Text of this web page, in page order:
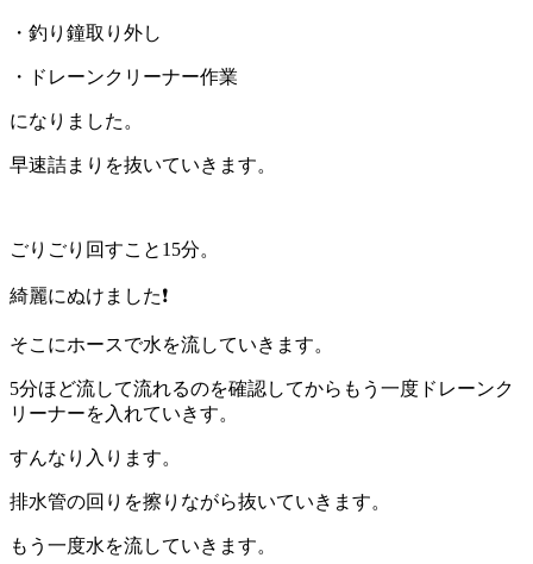
・釣り鐘取り外し
・ドレーンクリーナー作業
になりました。
早速詰まりを抜いていきます。
ごりごり回すこと15分。
綺麗にぬけました❗
そこにホースで水を流していきます。
5分ほど流して流れるのを確認してからもう一度ドレーンク
リーナーを入れていきす。
すんなり入ります。
排水管の回りを擦りながら抜いていきます。
もう一度水を流していきます。